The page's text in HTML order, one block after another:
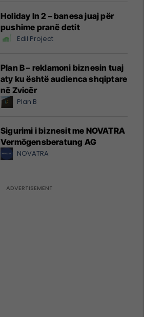
Holiday In 2 – banesa juaj për
pushime pranë detit
Edil Project
Plan B – reklamoni biznesin tuaj
aty ku është audienca shqiptare
në Zvicër
Plan B
Sigurimi i biznesit me NOVATRA
Vermögensberatung AG
NOVATRA